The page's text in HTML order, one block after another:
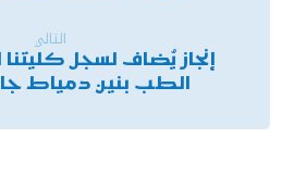
التالي
إنجاز يُضاف لسجل كليتنا
الطب بنين دمياط